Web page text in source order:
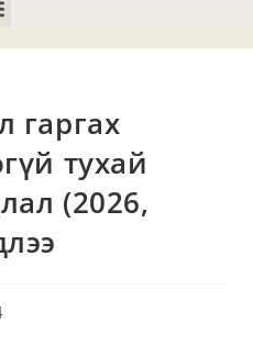
гаргах
тухай
(2026,